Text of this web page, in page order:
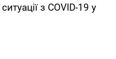
з COVID-19 у